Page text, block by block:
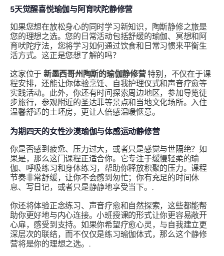
5天觉醒喜悦瑜伽与阿育吠陀静修营
如果您想在放松身心的同时学习新知识，陶斯静修之旅是
您的理想之选。您的日常活动包括舒缓的瑜伽、冥想和阿
育吠陀疗法，您将学习如何通过饮食和日常习惯来平衡生
活方式。这正是您想了解的吗？
这家位于 新墨西哥州陶斯的瑜伽静修营特别，不仅在于课
程安排，还能让你体验烹饪、自我护理仪式和声音疗愈等
实践活动。此外，你还有时间探索周边地区，参加导览徒
步旅行，参观附近的圣达菲等景点和当地文化场所。入住
温馨舒适的土坯房，更让人倍感温暖惬意。
为期四天的女性沙漠瑜伽与体感运动静修营
你是否感到疲惫、压力过大，或者只是感觉与世隔绝？如
果是，那么这门课程正适合你。它专注于缓慢轻柔的瑜
伽、呼吸练习和身体练习，帮助你释放积聚的压力。课程
节奏非常舒缓，让你不会感到匆忙；你有充足的时间休
息、写日记，或者只是静静地享受当下。.
你还将体验正念练习、声音疗愈和自然探索，这些都能帮
助你更好地与内心连接。小班授课的形式让你更容易敞开
心扉，感受到支持。如果你希望疗愈心灵，与自我建立更
深层次的联结，而不仅仅是练习瑜伽体式，那么这个静修
营将是你的理想之选。.